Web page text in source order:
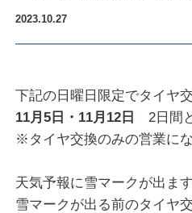
2023.10.27
下記の日曜日限定でタイヤ
11月5 日・11月12日
2日間
※タイヤ交換のみの営業に
天気予報に雪マークが出ま
雪マークが出る前のタイヤ